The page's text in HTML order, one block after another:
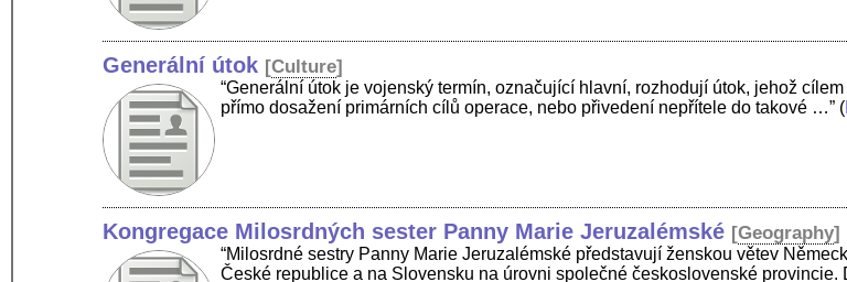
Generální útok [Culture]
“Generální útok je vojenský termín, označující hlavní, rozhodují útok, jehož
přímo dosažení primárních cílů operace, nebo přivedení nepřítele do takové …” (
Kongregace Milosrdných sester Panny Marie Jeruzalémské [Geography]
“Milosrdné sestry Panny Marie Jeruzalémské představují ženskou větev
České republice a na Slovensku na úrovni společné československé